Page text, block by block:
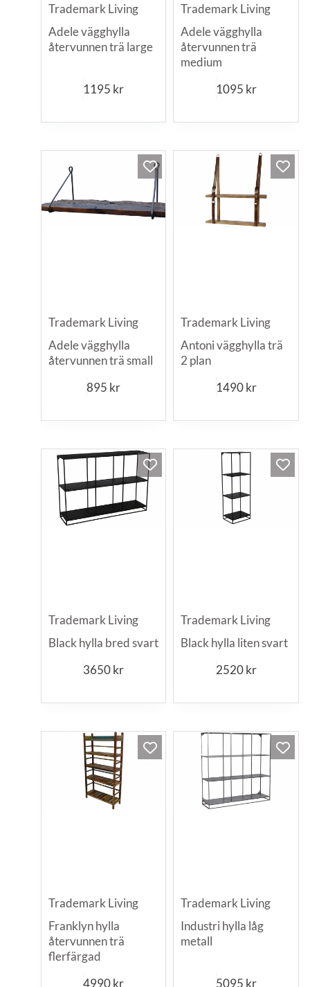
Trademark Living
Adele vägghylla
återvunnen trä large
1195 kr
Trademark Living
Adele vägghylla
återvunnen trä
medium
1095 kr
Trademark Living
Adele vägghylla
återvunnen trä small
895 kr
Trademark Living
Antoni vägghylla trä
2 plan
1490kr
Trademark Living
Black hylla bred svart
3650kr
Trademark Living
Black hylla liten svart
2520kr
Trademark Living
Franklyn hylla
återvunnen trä
flerfärgad
4990kr
Trademark Living
Industri hylla låg
metall
5095 kr